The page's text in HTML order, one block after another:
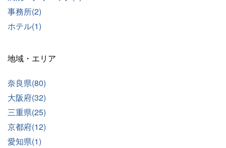
事務所(2)
ホテル(1)
地域・エリア
奈良県(80)
大阪府(32)
三重県(25)
京都府(12)
愛知県(1)